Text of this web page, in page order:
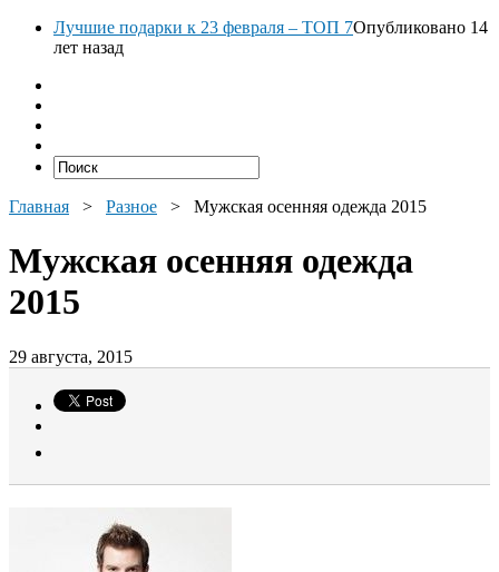
Лучшие подарки к 23 февраля – ТОП 7Опубликовано 14
лет назад
Главная > Разное > Мужская осенняя одежда 2015
Мужская осенняя одежда
2015
29 августа, 2015